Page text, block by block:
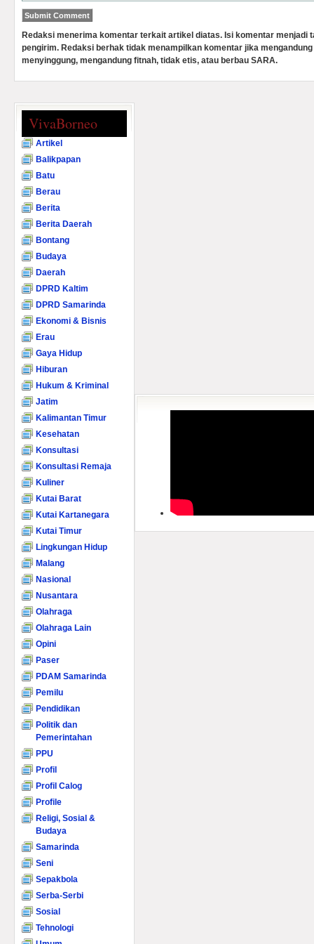
Redaksi menerima komentar terkait artikel diatas. Isi komentar menjadi
pengirim. Redaksi berhak tidak menampilkan komentar jika
menyinggung, mengandung fitnah, tidak etis, atau berbau SARA.
VivaBorneo
Artikel
Balikpapan
Batu
Berau
Berita
Berita Daerah
Bontang
Budaya
Daerah
DPRD Kaltim
DPRD Samarinda
Ekonomi & Bisnis
Erau
Gaya Hidup
Hiburan
Hukum & Kriminal
Jatim
Kalimantan Timur
Kesehatan
Konsultasi
Konsultasi Remaja
Kuliner
Kutai Barat
Kutai Kartanegara
Kutai Timur
Lingkungan Hidup
Malang
Nasional
Nusantara
Olahraga
Olahraga Lain
Opini
Paser
PDAM Samarinda
Pemilu
Pendidikan
Politik dan
Pemerintahan
PPU
Profil
Profil Calog
Profile
Religi, Sosial &
Budaya
Samarinda
Seni
Sepakbola
Serba-Serbi
Sosial
Tehnologi